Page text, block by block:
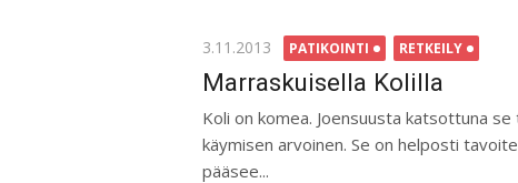
Posted
on
3.11.2013 PATIKOINTI RETKEILY
Marraskuisella Kolilla
Koli on komea. Joensuusta katsottuna
käymisen arvoinen. Se on helposti
pääsee...